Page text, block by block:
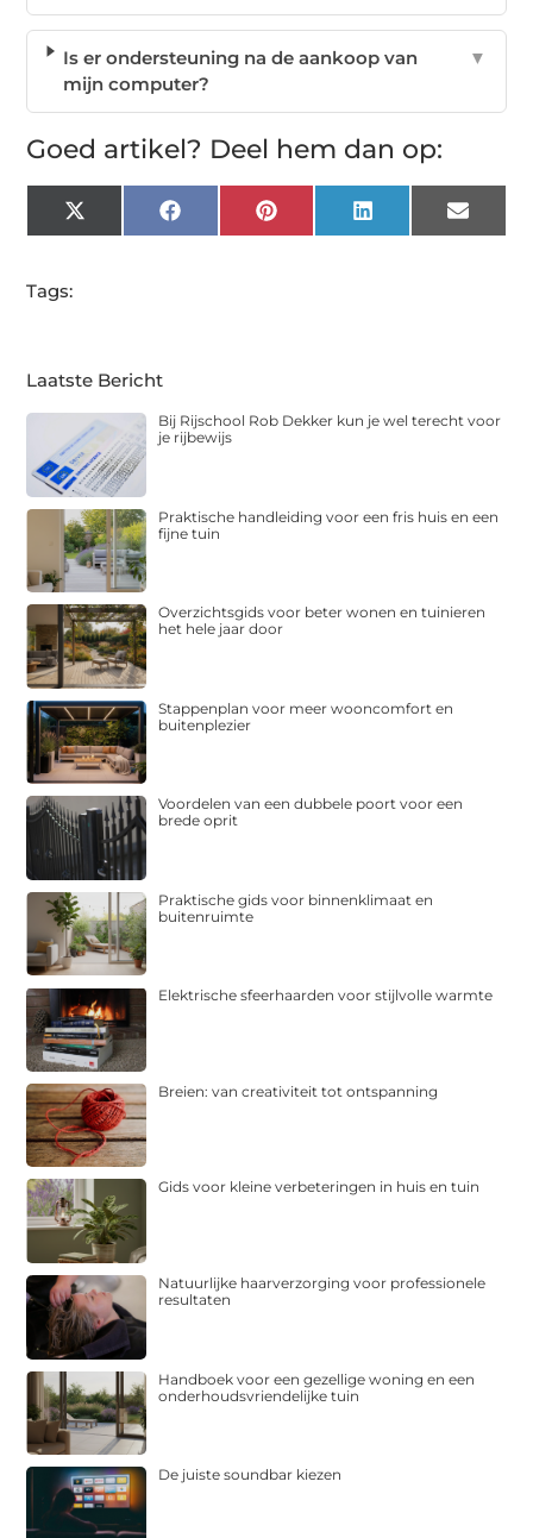
Is er ondersteuning na de aankoop van
mijn computer?
▼
Goed artikel? Deel hem dan op:
X
(Twitter)
FacebookPinterest LinkedIn Email
Tags:
Laatste Bericht
Bij Rijschool Rob Dekker kun je wel terecht voor
je rijbewijs
Praktische handleiding voor een fris huis en een
fijne tuin
Overzichtsgids voor beter wonen en tuinieren
het hele jaar door
Stappenplan voor meer wooncomfort en
buitenplezier
Voordelen van een dubbele poort voor een
brede oprit
Praktische gids voor binnenklimaat en
buitenruimte
Elektrische sfeerhaarden voor stijlvolle warmte
Breien: van creativiteit tot ontspanning
Gids voor kleine verbeteringen in huis en tuin
Natuurlijke haarverzorging voor professionele
resultaten
Handboek voor een gezellige woning en een
onderhoudsvriendelijke tuin
De juiste soundbar kiezen